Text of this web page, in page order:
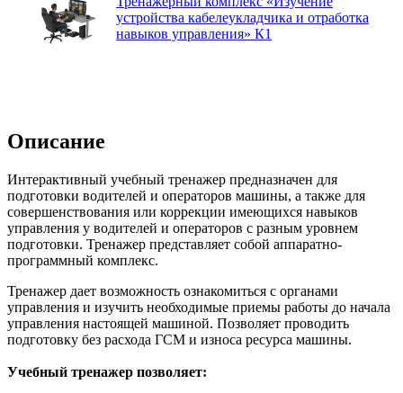
устройства кабелеукладчика и отработка
навыков управления» К1
Описание
Интерактивный учебный тренажер предназначен для
подготовки водителей и операторов машины, а также для
совершенствования или коррекции имеющихся навыков
управления у водителей и операторов с разным уровнем
подготовки. Тренажер представляет собой аппаратно-
программный комплекс.
Тренажер дает возможность ознакомиться с органами
управления и изучить необходимые приемы работы до начала
управления настоящей машиной. Позволяет проводить
подготовку без расхода ГСМ и износа ресурса машины.
Учебный тренажер позволяет: